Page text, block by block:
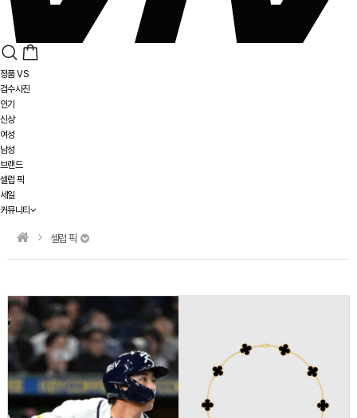
정품 VS
검수사진
인기
신상
여성
남성
브랜드
셀럽 픽
세일
커뮤니티
셀럽 픽